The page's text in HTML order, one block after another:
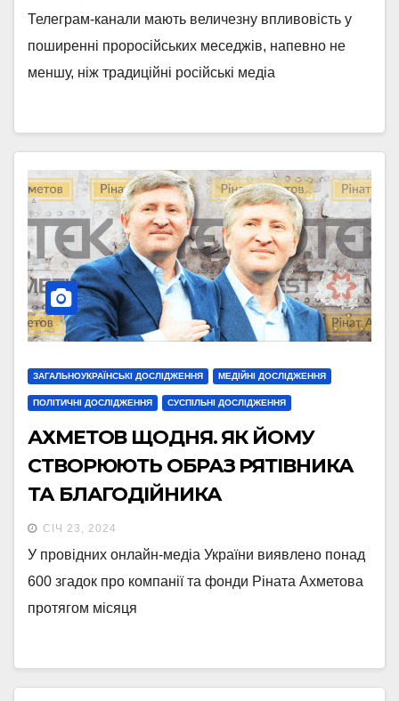
Телеграм-канали мають величезну впливовість у
поширенні проросійських меседжів, напевно не
меншу, ніж традиційні російські медіа
ЗАГАЛЬНОУКРАЇНСЬКІ ДОСЛІДЖЕННЯ МЕДІЙНІ ДОСЛІДЖЕННЯ
ПОЛІТИЧНІ ДОСЛІДЖЕННЯ СУСПІЛЬНІ ДОСЛІДЖЕННЯ
АХМЕТОВ ЩОДНЯ. ЯК ЙОМУ
СТВОРЮЮТЬ ОБРАЗ РЯТІВНИКА
ТА БЛАГОДІЙНИКА
СІЧ 23, 2024
У провідних онлайн-медіа України виявлено понад
600 згадок про компанії та фонди Ріната Ахметова
протягом місяця